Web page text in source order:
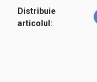
Distribuie
articolul: